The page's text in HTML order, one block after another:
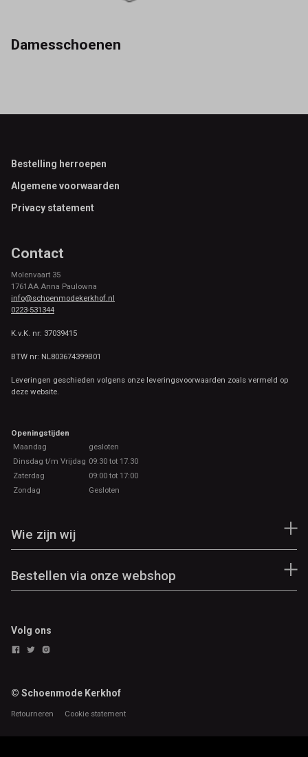
Damesschoenen
Footer
Bestelling herroepen
Algemene voorwaarden
Privacy statement
Contact
Molenvaart 35
1761AA Anna Paulowna
info@schoenmodekerkhof.nl
0223-531344
K.v.K. nr: 37039415
BTW nr: NL803674399B01
Leveringen geschieden volgens onze leveringsvoorwaarden zoals vermeld op
deze website.
Openingstijden
Maandag
gesloten
Dinsdag t/m Vrijdag 09:30 tot 17.30
Zaterdag
09:00 tot 17:00
Zondag
Gesloten
Wie zijn wij
Bestellen via onze webshop
Volg ons
© Schoenmode Kerkhof
Retourneren Cookie statement